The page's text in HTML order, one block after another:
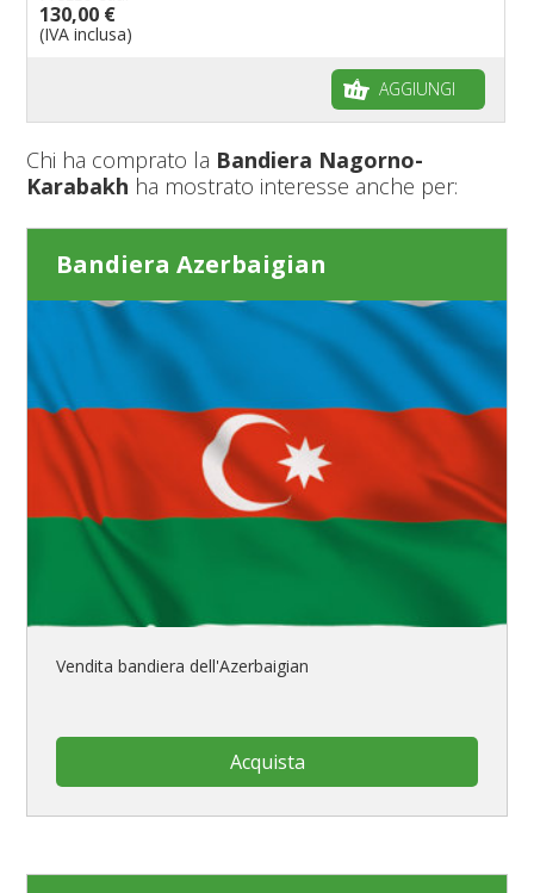
130,00 €
(IVA inclusa)
AGGIUNGI
Chi ha comprato la Bandiera Nagorno-
Karabakh ha mostrato interesse anche per:
Bandiera Azerbaigian
Vendita bandiera dell'Azerbaigian
Acquista